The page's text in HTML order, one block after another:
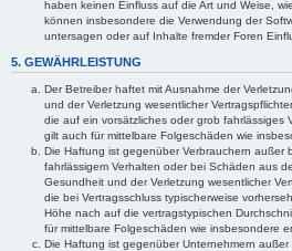
haben keinen Einfluss auf die Art und Weise,
können insbesondere die Verwendung der
untersagen oder auf Inhalte fremder Foren
5. GEWÄHRLEISTUNG
Der Betreiber haftet mit Ausnahme der
und der Verletzung wesentlicher
die auf ein vorsätzliches oder grob fahrlässiges
gilt auch für mittelbare Folgeschäden wie
Die Haftung ist gegenüber Verbrauchern außer
fahrlässigem Verhalten oder bei Schäden aus
Gesundheit und der Verletzung wesentlicher
die bei Vertragsschluss typischerweise
Höhe nach auf die vertragstypischen
für mittelbare Folgeschäden wie insbesondere
Die Haftung ist gegenüber Unternehmern